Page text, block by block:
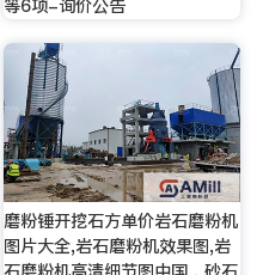
等6项-询价公告
磨粉锤开挖石方单价岩石磨粉机
图片大全,岩石磨粉机效果图,岩